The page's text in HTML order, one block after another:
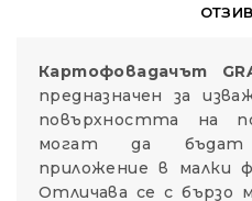
Картофовадачът
предназначен за
повърхността на
могат да бъдат
приложение в малки
Отличава се с бързо